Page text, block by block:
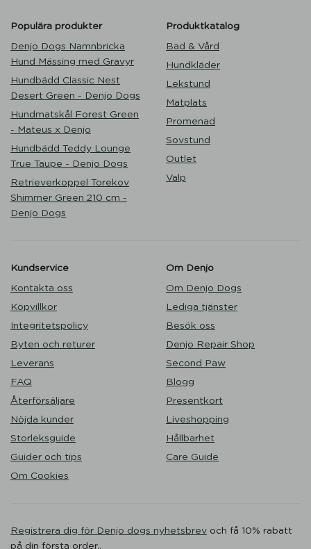
Populära produkter
Denjo Dogs Namnbricka
Hund Mässing med Gravyr
Hundbädd Classic Nest
Desert Green - Denjo Dogs
Hundmatskål Forest Green
- Mateus x Denjo
Hundbädd Teddy Lounge
True Taupe - Denjo Dogs
Retrieverkoppel Torekov
Shimmer Green 210 cm -
Denjo Dogs
Produktkatalog
Bad & Vård
Hundkläder
Lekstund
Matplats
Promenad
Sovstund
Outlet
Valp
Kundservice
Kontakta oss
Köpvillkor
Integritetspolicy
Byten och returer
Leverans
FAQ
Återförsäljare
Nöjda kunder
Storleksguide
Guider och tips
Om Cookies
Om Denjo
Om Denjo Dogs
Lediga tjänster
Besök oss
Denjo Repair Shop
Second Paw
Blogg
Presentkort
Liveshopping
Hållbarhet
Care Guide
Registrera dig för Denjo dogs nyhetsbrev och få 10% rabatt
på din första order..